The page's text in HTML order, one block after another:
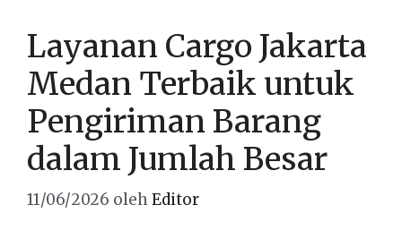
Layanan Cargo Jakarta
Medan Terbaik untuk
Pengiriman Barang
dalam Jumlah Besar
11/06/2026 olehEditor